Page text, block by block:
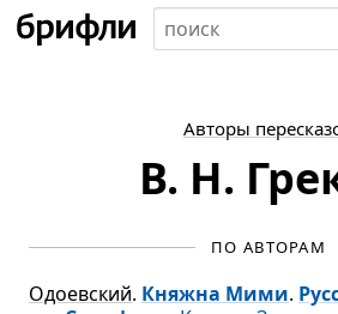
Авторы
В. Н.
ПО АВТОРАМ
Одоевский. Княжна Мими.